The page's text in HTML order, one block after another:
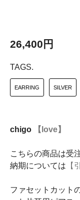
26,400円
TAGS.
EARRING SILVER
chigo 【love】
こちらの商品は受
納期については 【
ファセットカット